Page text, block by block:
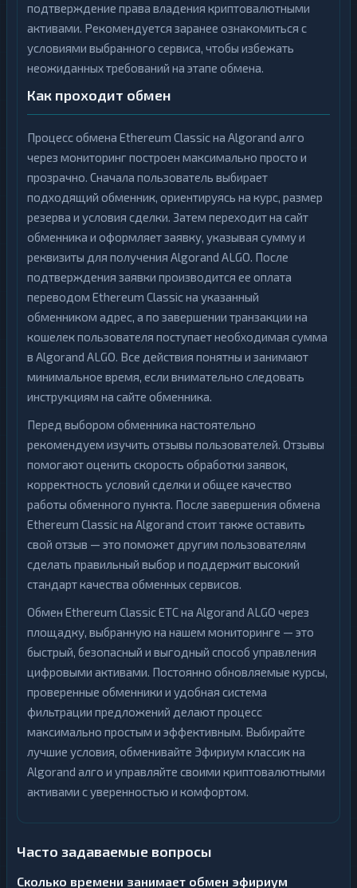
подтверждение права владения криптовалютными
активами. Рекомендуется заранее ознакомиться с
условиями выбранного сервиса, чтобы избежать
неожиданных требований на этапе обмена.
Как проходит обмен
Процесс обмена Ethereum Classic на Algorand алго
через мониторинг построен максимально просто и
прозрачно. Сначала пользователь выбирает
подходящий обменник, ориентируясь на курс, размер
резерва и условия сделки. Затем переходит на сайт
обменника и оформляет заявку, указывая сумму и
реквизиты для получения Algorand ALGO. После
подтверждения заявки производится ее оплата
переводом Ethereum Classic на указанный
обменником адрес, а по завершении транзакции на
кошелек пользователя поступает необходимая сумма
в Algorand ALGO. Все действия понятны и занимают
минимальное время, если внимательно следовать
инструкциям на сайте обменника.
Перед выбором обменника настоятельно
рекомендуем изучить отзывы пользователей. Отзывы
помогают оценить скорость обработки заявок,
корректность условий сделки и общее качество
работы обменного пункта. После завершения обмена
Ethereum Classic на Algorand стоит также оставить
свой отзыв — это поможет другим пользователям
сделать правильный выбор и поддержит высокий
стандарт качества обменных сервисов.
Обмен Ethereum Classic ETC на Algorand ALGO через
площадку, выбранную на нашем мониторинге — это
быстрый, безопасный и выгодный способ управления
цифровыми активами. Постоянно обновляемые курсы,
проверенные обменники и удобная система
фильтрации предложений делают процесс
максимально простым и эффективным. Выбирайте
лучшие условия, обменивайте Эфириум классик на
Algorand алго и управляйте своими криптовалютными
активами с уверенностью и комфортом.
Часто задаваемые вопросы
Сколько времени занимает обмен эфириум